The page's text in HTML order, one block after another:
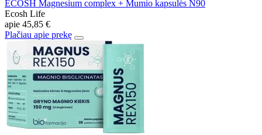
ECOSH Magnesium complex + Mumio kapsulės N90
Ecosh Life
apie 45,85 €
Plačiau apie prekę